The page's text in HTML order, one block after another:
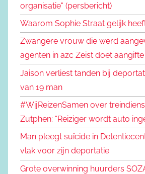
organisatie" (persbericht)
Waarom Sophie Straat gelijk
Zwangere vrouw die werd
agenten in azc Zeist doet aangifte
Jaison verliest tanden bij
van 19 man
#WijReizenSamen over
Zutphen: “Reiziger wordt auto
Man pleegt suïcide in
vlak voor zijn deportatie
Grote overwinning huurders